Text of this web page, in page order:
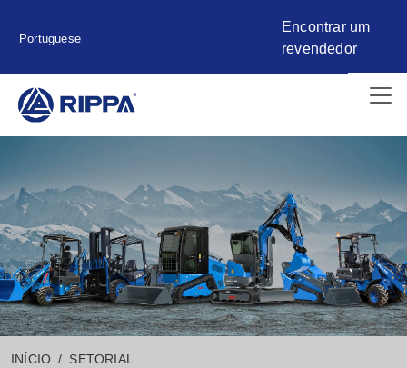
Portuguese
Encontrar um
revendedor
INÍCIO
SETORIAL